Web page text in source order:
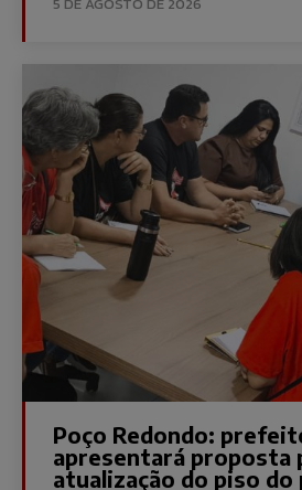
Poço Redondo:
apresentará proposta
atualização do piso